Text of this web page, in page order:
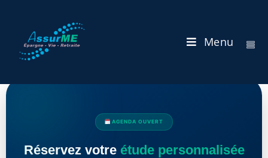
Menu
AGENDA OUVERT
Réservez votre étude personnalisée